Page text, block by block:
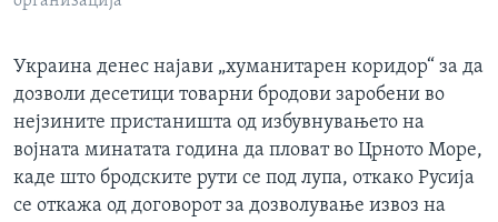
Украина денес најави „хуманитарен коридор“ за да
дозволи десетици товарни бродови заробени во
нејзините пристаништа од избувнувањето на
војната минатата година да пловат во Црното Море,
каде што бродските рути се под лупа, откако Русија
се откажа од договорот за дозволување извоз на